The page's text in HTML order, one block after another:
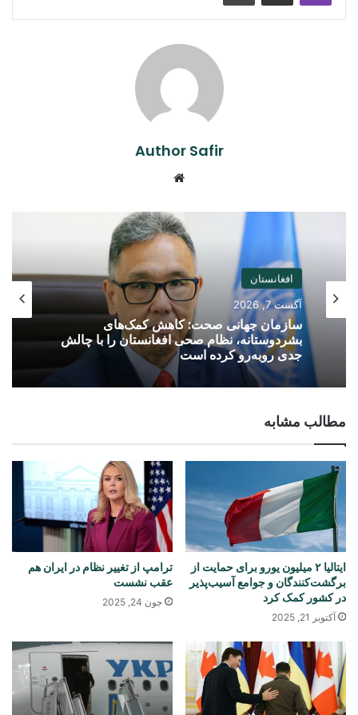
Author Safir
افغانستان
آگست 7, 2026
سازمان جهانی صحت: کاهش کمک‌های
بشردوستانه، نظام صحی افغانستان را با چالش
جدی روبه‌رو کرده است
مطالب مشابه
ایتالیا ۲ میلیون یورو برای حمایت از
برگشت‌کنندگان و جوامع آسیب‌پذیر
در کشور کمک کرد
آکتوبر 21, 2025
ترامپ از تغییر نظام در ایران هم
عقب نشست
جون 24, 2025